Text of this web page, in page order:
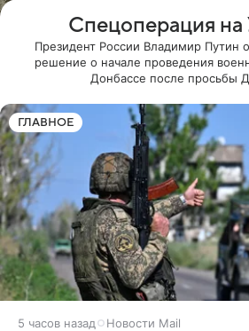
Спецоперация на
Президент России Владимир Путин
решение о начале проведения
Донбассе после просьбы
5 часов назад Новости Mail